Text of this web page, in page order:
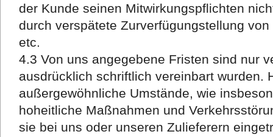
der Kunde seinen Mitwirkungspflichten
durch verspätete Zurverfügungstellung
etc.
4.3 Von uns angegebene Fristen sind nur
ausdrücklich schriftlich vereinbart wurden.
außergewöhnliche Umstände, wie
hoheitliche Maßnahmen und
sie bei uns oder unseren Zulieferern